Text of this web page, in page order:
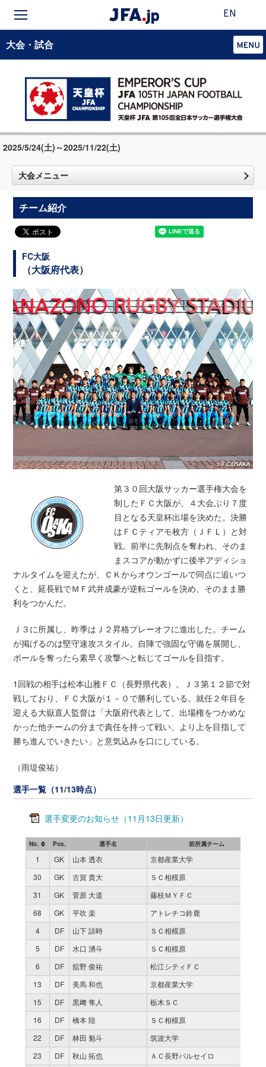
EN
大会・試合
2025/5/24(土)～2025/11/22(土)
大会メニュー
チーム紹介
FC大阪
（大阪府代表）
第３０回大阪サッカー選手権大会を
制したＦＣ大阪が、４大会ぶり７度
目となる天皇杯出場を決めた。決勝
はＦＣティアモ枚方（ＪＦＬ）と対
戦。前半に先制点を奪われ、そのま
まスコアが動かずに後半アディショ
ナルタイムを迎えたが、ＣＫからオウンゴールで同点に追いつ
くと、延長戦でＭＦ武井成豪が逆転ゴールを決め、そのまま勝
利をつかんだ。
Ｊ３に所属し、昨季はＪ２昇格プレーオフに進出した。チーム
が掲げるのは堅守速攻スタイル。自陣で強固な守備を展開し、
ボールを奪ったら素早く攻撃へと転じてゴールを目指す。
1回戦の相手は松本山雅ＦＣ（長野県代表）。Ｊ３第１２節で対
戦しており、ＦＣ大阪が１－０で勝利している。就任２年目を
迎える大嶽直人監督は「大阪府代表として、出場権をつかめな
かった他チームの分まで責任を持って戦い、より上を目指して
勝ち進んでいきたい」と意気込みを口にしている。
（雨堤俊祐）
選手一覧（11/13時点）
選手変更のお知らせ（11月13日更新）
No. Pos. 選手名 前所属チーム
1 GK 山本 透衣
京都産業大学
30
GK 古賀 貴大
ＳＣ相模原
31
GK 菅原 大道
藤枝ＭＹＦＣ
68
GK 平吹 楽
アトレチコ鈴鹿
4
DF 山下 諒時
ＳＣ相模原
5
DF 水口 湧斗
ＳＣ相模原
6
DF 舘野 俊祐
松江シティＦＣ
13
DF 美馬 和也
京都産業大学
15
DF 黒﨑 隼人
栃木ＳＣ
16
DF 橋本 陸
ＳＣ相模原
22
DF 林田 魁斗
筑波大学
23
DF 秋山 拓也 ＡＣ長野パルセイロ